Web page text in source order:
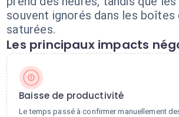
souvent ignorés dans les
saturées.
Les principaux impacts
Baisse de productivité
Le temps passé à confirmer manuellement